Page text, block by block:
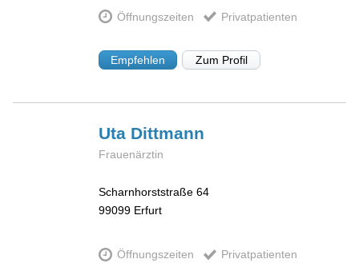
Öffnungszeiten Privatpatienten
Empfehlen Zum Profil
Uta Dittmann
Frauenärztin
Scharnhorststraße 64
99099 Erfurt
Öffnungszeiten Privatpatienten